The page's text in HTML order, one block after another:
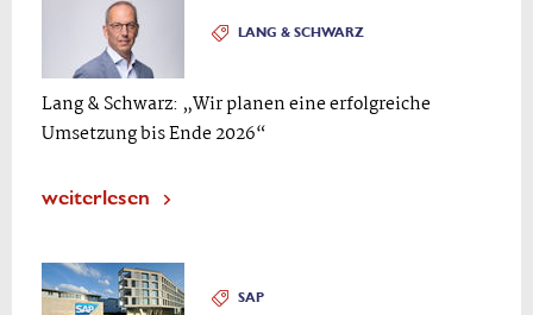
LANG & SCHWARZ
Lang & Schwarz: „Wir planen eine erfolgreiche
Umsetzung bis Ende 2026“
weiterlesen
SAP